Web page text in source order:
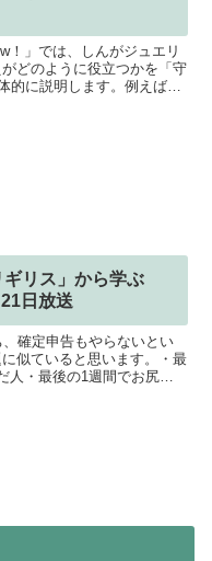
！」では、しんがジュエリ
どのように役立つかを「守
的に説明します。例えば、
ギリス」から学ぶ
日放送
確定申告もやらないとい
似ていると思います。・最
・最後の1週間でお尻に